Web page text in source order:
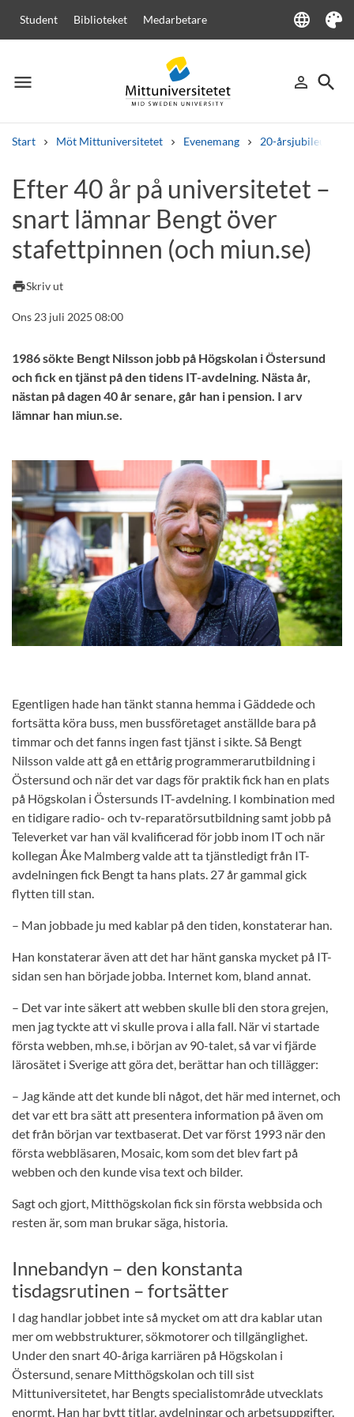
Student Biblioteket Medarbetare language
Language
Tema
menu
Meny person_outline
Logga in
search
Sök
Start Möt Mittuniversitetet Evenemang 20-årsjubileum
Andra söktjänster
Kurser och programKursplanerVälkomstbrevPersonal
Lediga jobb
Efter 40 år på universitetet –
snart lämnar Bengt över
stafettpinnen (och miun.se)
printSkriv ut
Ons 23 juli 2025 08:00
1986 sökte Bengt Nilsson jobb på Högskolan i Östersund
och fick en tjänst på den tidens IT-avdelning. Nästa år,
nästan på dagen 40 år senare, går han i pension. I arv
lämnar han miun.se.
Egentligen hade han tänkt stanna hemma i Gäddede och
fortsätta köra buss, men bussföretaget anställde bara på
timmar och det fanns ingen fast tjänst i sikte. Så Bengt
Nilsson valde att gå en ettårig programmerarutbildning i
Östersund och när det var dags för praktik fick han en plats
på Högskolan i Östersunds IT-avdelning. I kombination med
en tidigare radio- och tv-reparatörsutbildning samt jobb på
Televerket var han väl kvalificerad för jobb inom IT och när
kollegan Åke Malmberg valde att ta tjänstledigt från IT-
avdelningen fick Bengt ta hans plats. 27 år gammal gick
flytten till stan.
– Man jobbade ju med kablar på den tiden, konstaterar han.
Han konstaterar även att det har hänt ganska mycket på IT-
sidan sen han började jobba. Internet kom, bland annat.
– Det var inte säkert att webben skulle bli den stora grejen,
men jag tyckte att vi skulle prova i alla fall. När vi startade
första webben, mh.se, i början av 90-talet, så var vi fjärde
lärosätet i Sverige att göra det, berättar han och tillägger:
– Jag kände att det kunde bli något, det här med internet, och
det var ett bra sätt att presentera information på även om
det från början var textbaserat. Det var först 1993 när den
första webbläsaren, Mosaic, kom som det blev fart på
webben och den kunde visa text och bilder.
Sagt och gjort, Mitthögskolan fick sin första webbsida och
resten är, som man brukar säga, historia.
Innebandyn – den konstanta
tisdagsrutinen – fortsätter
I dag handlar jobbet inte så mycket om att dra kablar utan
mer om webbstrukturer, sökmotorer och tillgänglighet.
Under den snart 40-åriga karriären på Högskolan i
Östersund, senare Mitthögskolan och till sist
Mittuniversitetet, har Bengts specialistområde utvecklats
enormt. Han har bytt titlar, avdelningar och arbetsuppgifter.